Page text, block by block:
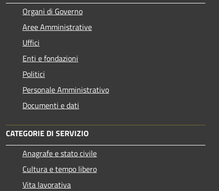
Organi di Governo
Aree Amministrative
Uffici
Enti e fondazioni
Politici
Personale Amministrativo
Documenti e dati
CATEGORIE DI SERVIZIO
Anagrafe e stato civile
Cultura e tempo libero
Vita lavorativa